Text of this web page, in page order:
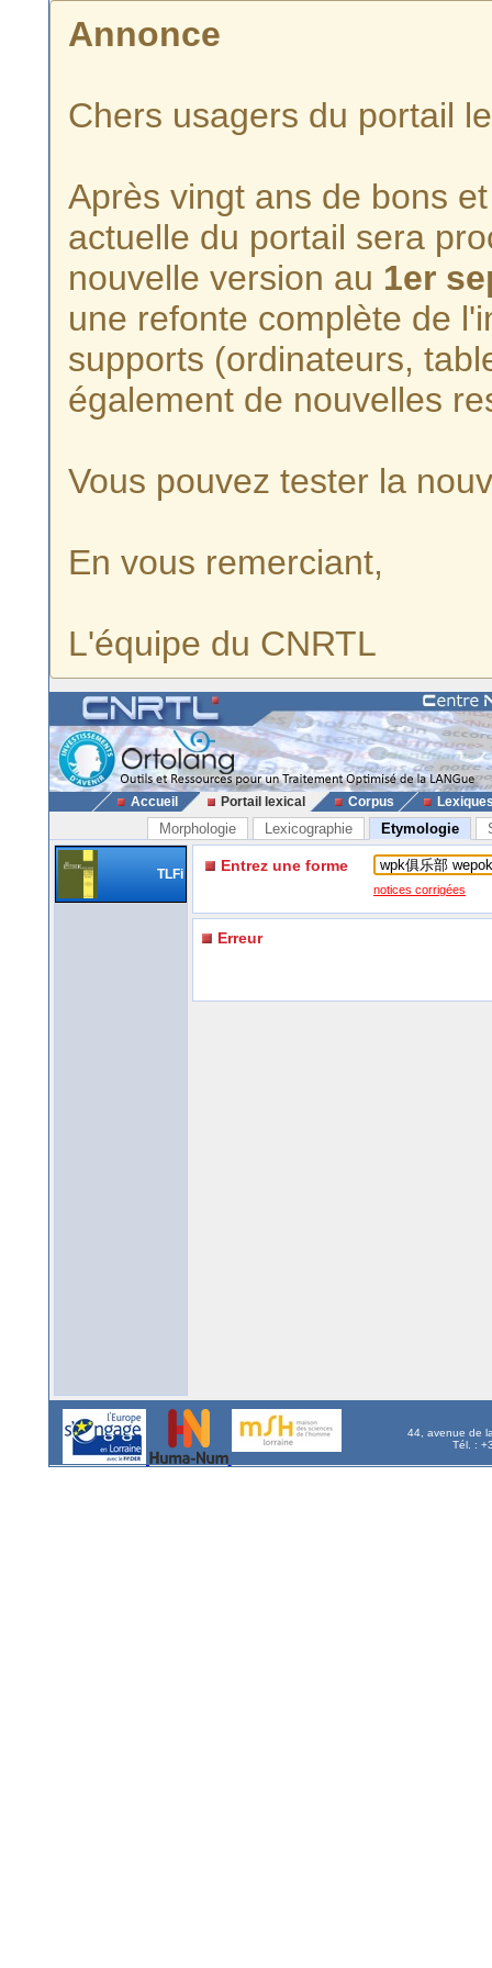
Annonce
Chers usagers du portail
Après vingt ans de bons
actuelle du portail sera
nouvelle version au 1er
une refonte complète de
supports (ordinateurs,
également de nouvelles
Vous pouvez tester la
En vous remerciant,
L'équipe du CNRTL
Accueil Portail lexical Corpus
Morphologie Lexicographie Etymologie
TLFi Entrez une forme
notices corrigées
Erreur
44, avenue de
Tél. :